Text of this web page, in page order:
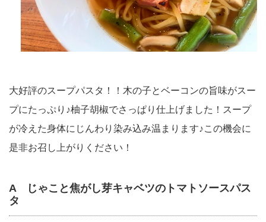
大好評のスープパスタ！！木の子とベーコンの旨味がスー
プにたっぷり♪柚子胡椒でさっぱり仕上げました！スープ
が冷えた身体にじんわり染み込み温まります♪この機会に
是非お召し上がりください！
A じゃこと焦がし芽キャベツのトマトソースパス
タ